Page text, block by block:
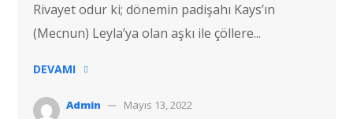
Rivayet odur ki; dönemin padişahı Kays’ın
(Mecnun) Leyla’ya olan aşkı ile çöllere...
DEVAMI
Admin
Mayıs 13, 2022